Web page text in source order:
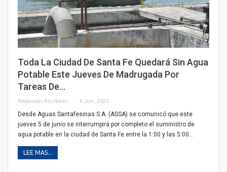
Toda La Ciudad De Santa Fe Quedará Sin Agua
Potable Este Jueves De Madrugada Por
Tareas De…
Redaccion Rio Noticias 4 Jun, 2025
Desde Aguas Santafesinas S.A. (ASSA) se comunicó que este
jueves 5 de junio se interrumpirá por completo el suministro de
agua potable en la ciudad de Santa Fe entre la 1:00 y las 5:00…
LEE MAS...